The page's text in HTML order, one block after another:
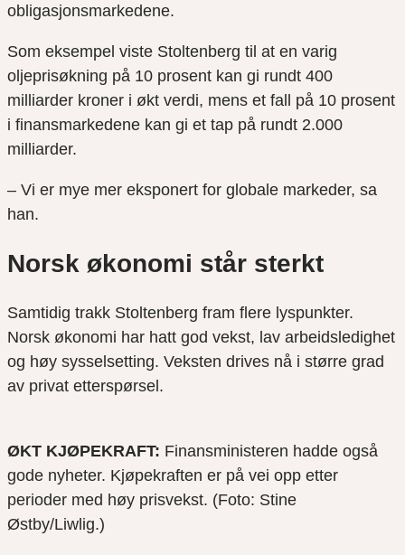
obligasjonsmarkedene.
Som eksempel viste Stoltenberg til at en varig
oljeprisøkning på 10 prosent kan gi rundt 400
milliarder kroner i økt verdi, mens et fall på 10 prosent
i finansmarkedene kan gi et tap på rundt 2.000
milliarder.
– Vi er mye mer eksponert for globale markeder, sa
han.
Norsk økonomi står sterkt
Samtidig trakk Stoltenberg fram flere lyspunkter.
Norsk økonomi har hatt god vekst, lav arbeidsledighet
og høy sysselsetting. Veksten drives nå i større grad
av privat etterspørsel.
ØKT KJØPEKRAFT: Finansministeren hadde også
gode nyheter. Kjøpekraften er på vei opp etter
perioder med høy prisvekst. (Foto: Stine
Østby/Liwlig.)